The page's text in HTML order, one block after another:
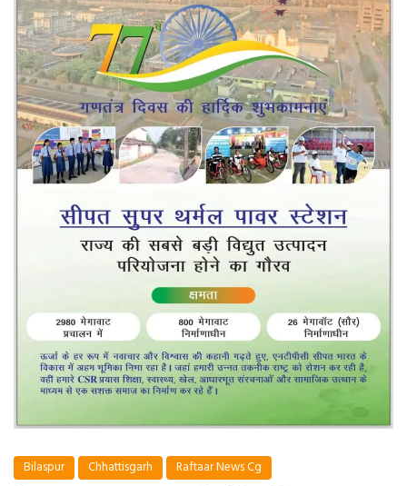
Bilaspur Chhattisgarh Raftaar News Cg